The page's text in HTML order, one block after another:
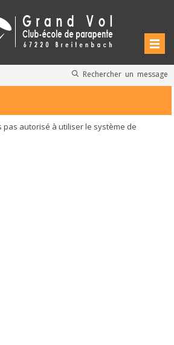
Rechercher un message
pas autorisé à utiliser le système de